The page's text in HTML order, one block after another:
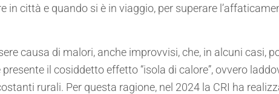
città e quando si è in viaggio, per superare
causa di malori, anche improvvisi, che, in alcuni casi,
il cosiddetto effetto “isola di calore”, ovvero
rurali. Per questa ragione, nel 2024 la CRI ha